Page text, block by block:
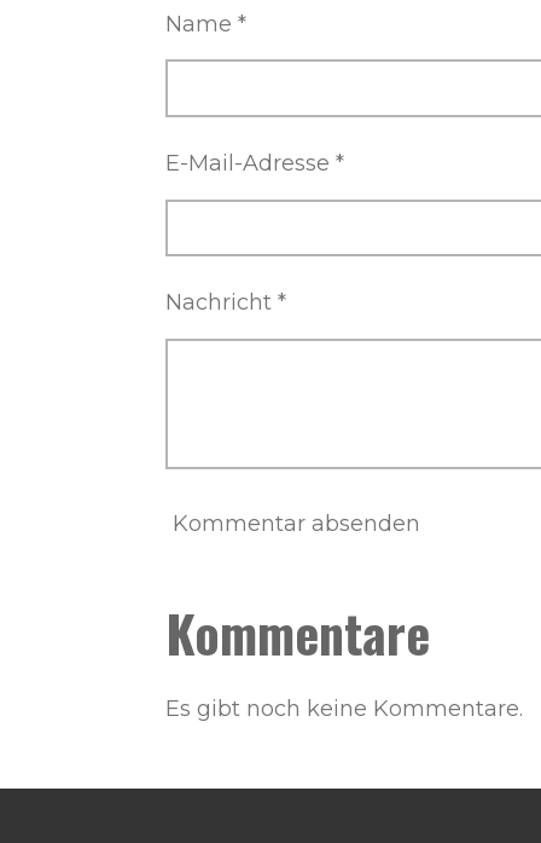
Name *
E-Mail-Adresse *
Nachricht *
Kommentar absenden
Kommentare
Es gibt noch keine Kommentare.